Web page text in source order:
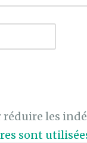
les
sont